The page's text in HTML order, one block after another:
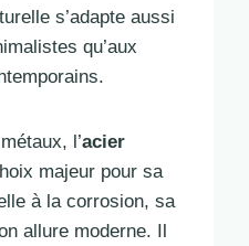
s’adapte aussi
qu’aux
l’acier
majeur pour sa
à la corrosion, sa
allure moderne. Il